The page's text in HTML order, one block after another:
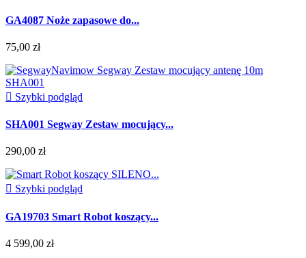
GA4087 Noże zapasowe do...
75,00 zł
 Szybki podgląd
SHA001 Segway Zestaw mocujący...
290,00 zł
 Szybki podgląd
GA19703 Smart Robot koszący...
4 599,00 zł